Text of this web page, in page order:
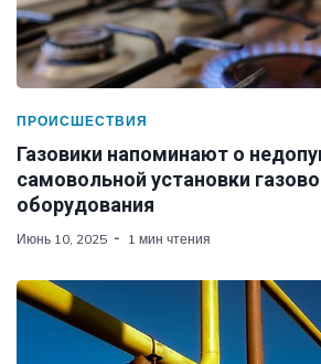
ПРОИСШЕСТВИЯ
Газовики напоминают о
самовольной установки
оборудования
Июнь 10, 2025 1 мин чтения